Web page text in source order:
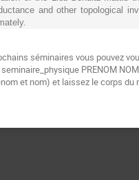
and other topological
séminaires vous pouvez
seminaire_physique PRENOM
et nom) et laissez le corps du